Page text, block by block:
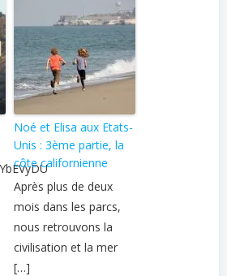
Noé et Elisa aux Etats-
Unis : 3ème partie, la
côte californienne
Après plus de deux
mois dans les parcs,
nous retrouvons la
civilisation et la mer
[…]